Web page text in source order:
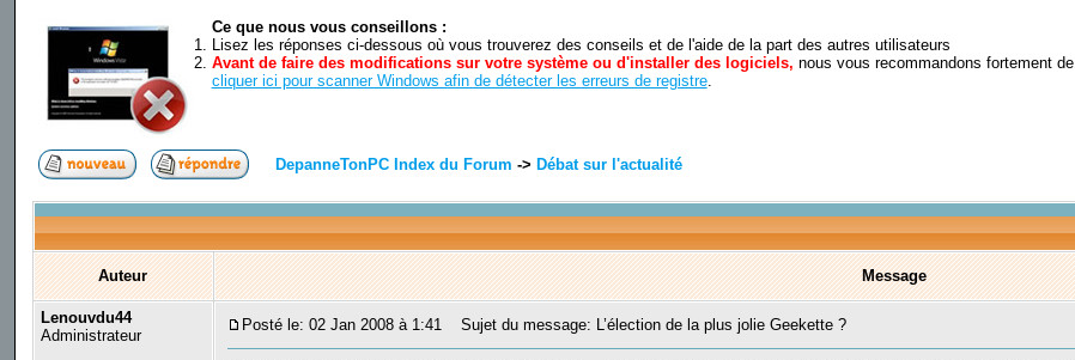
Ce que nous vous conseillons :
Lisez les réponses ci-dessous où vous trouverez des conseils et de l'aide de la part des autres utilisateurs
Avant de faire des modifications sur votre système ou d'installer des logiciels, nous vous recommandons fortement de
cliquer ici pour scanner Windows afin de détecter les erreurs de registre.
DepanneTonPC Index du Forum -> Débat sur l'actualité
Auteur Message
Lenouvdu44
Administrateur
Posté le: 02 Jan 2008 à 1:41 Sujet du message: L’élection de la plus jolie Geekette ?